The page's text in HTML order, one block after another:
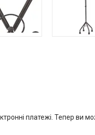
платежі. Тепер ви